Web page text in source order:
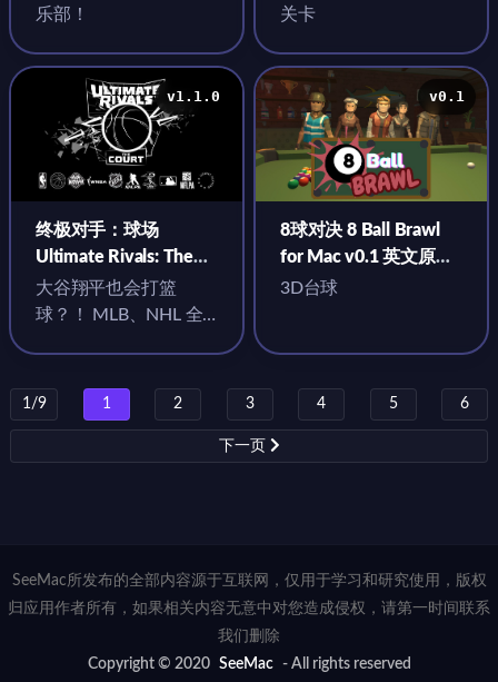
乐部！
原生版
关卡
v1.1.0
终极对手：球场
Ultimate Rivals: The
Court for Mac v1.1.0 中
文原生版
大谷翔平也会打篮
球？！ MLB、NHL 全
v0.1
8球对决 8 Ball Brawl
for Mac v0.1 英文原生
版
3D台球
1/9 1 2 3 4 5 6
下一页
SeeMac所发布的全部内容源于互联网，仅用于学习和研究使用，版权
归应用作者所有，如果相关内容无意中对您造成侵权，请第一时间联系
我们删除
Copyright © 2020 SeeMac - All rights reserved